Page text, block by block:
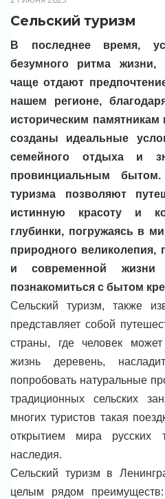
Сельский туризм
В последнее время, у
безумного ритма жизни,
чащеотдают
нашем регионе, б
историческим памятникам
созданы идеальные
семейного отдыха и
провинциальным бытом.
туризма позволяют
истинную красоту и
глубинки, погружаясь в
природного великолепия,
и современной жизни
познакомиться с бытом
Сельский туризм, также
представляет собой
страны, где человек
жизнь деревень,
попробовать натуральные
традиционных сельских
многих туристов такая
открытием мира русских
наследия.
Сельский туризм в
целым рядом преимуществ: